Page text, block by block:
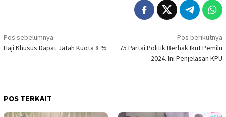
Navigasi
pos
Pos sebelumnya
Haji Khusus Dapat Jatah Kuota 8 %
Pos berikutnya
75 Partai Politik Berhak Ikut Pemilu
2024. Ini Penjelasan KPU
POS TERKAIT